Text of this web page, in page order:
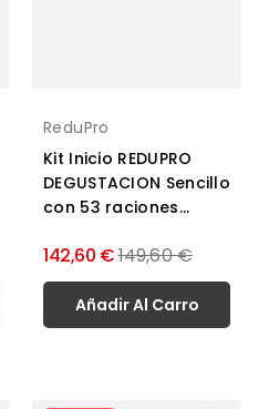
ReduPro
Kit Inicio REDUPRO
DEGUSTACION Sencillo
con 53 raciones...
142,60 €Precio
normal
149,60 €
Añadir Al Carro